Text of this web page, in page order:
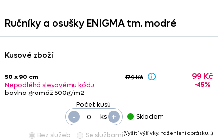
Ručníky a osušky ENIGMA tm. modré
Kusové zboží
50 x 90 cm
Nepodléhá slevovému kódu
bavlna gramáž 500g/m2
ks +
-
179 Kč 99 Kč
-45%
Skladem
Bez služeb Se službami(Vyšití výšivky, nažehlení obrázku…)